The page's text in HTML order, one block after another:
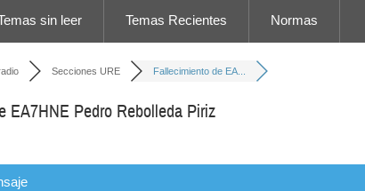
sin leer Temas Recientes Normas
Secciones URE Fallecimiento de EA...
EA7HNE Pedro Rebolleda Piriz